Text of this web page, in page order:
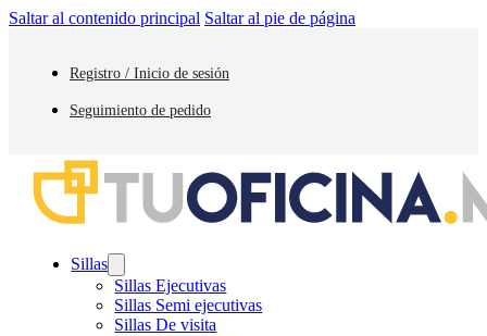
Saltar al contenido principal Saltar al pie de página
Registro / Inicio de sesión
Seguimiento de pedido
Sillas
Sillas Ejecutivas
Sillas Semi ejecutivas
Sillas De visita